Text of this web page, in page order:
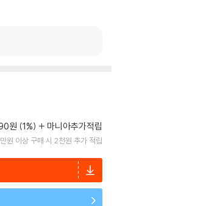
원 (1%) 마니아추가적립
원 이상 구매 시 2천원 추가 적립